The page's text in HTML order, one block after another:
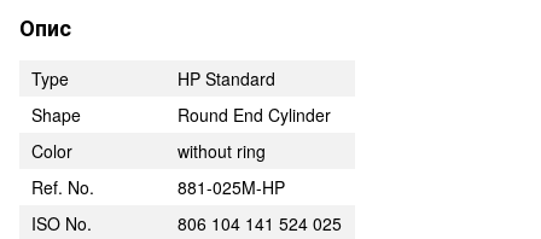
Опис
Type
HP Standard
Shape
Round End Cylinder
Color
without ring
Ref. No.
881-025M-HP
ISO No.
806 104 141 524 025